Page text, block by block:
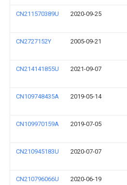
CN211570389U 2020-09-25
CN2727152Y 2005-09-21
CN214141855U 2021-09-07
CN109748435A 2019-05-14
CN109970159A 2019-07-05
CN210945183U 2020-07-07
CN210796066U 2020-06-19